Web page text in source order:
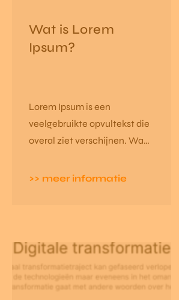
Wat is Lorem
Ipsum?
Lorem Ipsum is een
veelgebruikte opvultekst die
overal ziet verschijnen. Waar
gebruiken we Lorem Ipsum?
>> meer informatie